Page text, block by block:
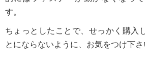
す。
ちょっとしたことで、せっかく購入
とにならないように、お気をつけ下さ